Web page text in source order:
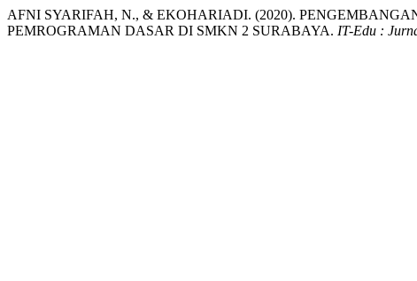
AFNI SYARIFAH, N., & EKOHARIADI. (2020).
PEMROGRAMAN DASAR DI SMKN 2 SURABAYA. IT-Edu :